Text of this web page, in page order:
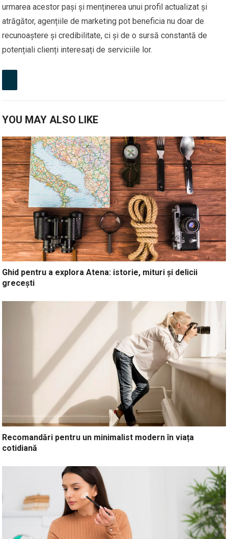
urmarea acestor pași și menținerea unui profil actualizat și
atrăgător, agențiile de marketing pot beneficia nu doar de
recunoaștere și credibilitate, ci și de o sursă constantă de
potențiali clienți interesați de serviciile lor.
YOU MAY ALSO LIKE
Ghid pentru a explora Atena: istorie, mituri și delicii
grecești
Recomandări pentru un minimalist modern în viața
cotidiană